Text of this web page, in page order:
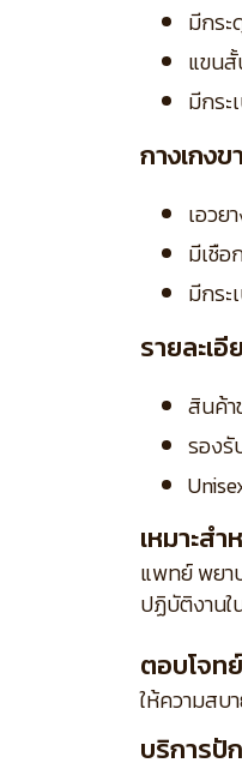
มีกระ
แขนสั้
มีกระ
กางเกง
เอวย
มีเชือ
มีกระ
รายละเ
สินค้า
รองรั
เหมาะสำ
แพทย์ พยา
ปฏิบัติงานใ
ตอบโจท
ให้ความสบ
บริการปั